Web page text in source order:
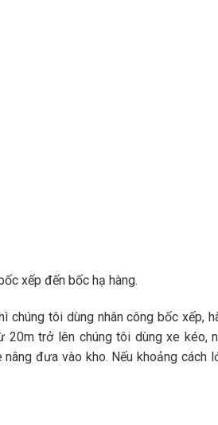
xếp đến bốc hạ hàng.
tôi dùng nhân công bốc xếp,
trở lên chúng tôi dùng xe kéo,
đưa vào kho. Nếu khoảng cách